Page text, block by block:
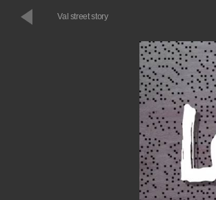
Val street story